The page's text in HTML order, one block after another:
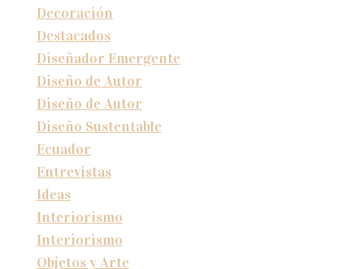
Decoración
Destacados
Diseñador Emergente
Diseño de Autor
Diseño de Autor
Diseño Sustentable
Ecuador
Entrevistas
Ideas
Interiorismo
Interiorismo
Objetos y Arte